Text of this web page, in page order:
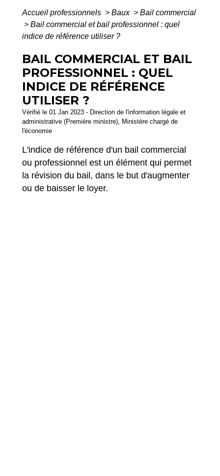
Accueil professionnels > Baux > Bail commercial
> Bail commercial et bail professionnel : quel
indice de référence utiliser ?
BAIL COMMERCIAL ET BAIL
PROFESSIONNEL : QUEL
INDICE DE RÉFÉRENCE
UTILISER ?
Vérifié le 01 Jan 2023 - Direction de l'information légale et
administrative (Première ministre), Ministère chargé de
l'économie
L'indice de référence d'un bail commercial
ou professionnel est un élément qui permet
la révision du bail, dans le but d'augmenter
ou de baisser le loyer.